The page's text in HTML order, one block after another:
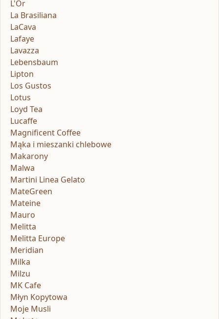
L'Or
La Brasiliana
LaCava
Lafaye
Lavazza
Lebensbaum
Lipton
Los Gustos
Lotus
Loyd Tea
Lucaffe
Magnificent Coffee
Mąka i mieszanki chlebowe
Makarony
Malwa
Martini Linea Gelato
MateGreen
Mateine
Mauro
Melitta
Melitta Europe
Meridian
Milka
Milzu
MK Cafe
Młyn Kopytowa
Moje Musli